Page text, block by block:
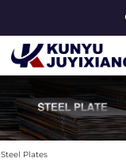
Steel Plates